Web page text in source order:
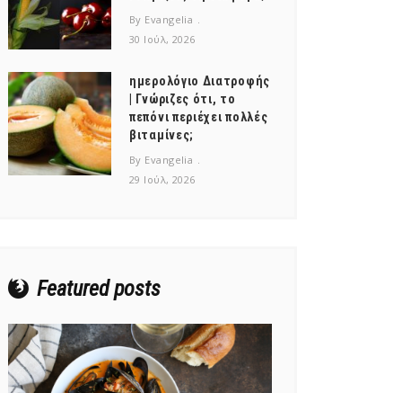
By Evangelia
30 Ιούλ, 2026
ημερολόγιο Διατροφής
| Γνώριζες ότι, το
πεπόνι περιέχει πολλές
βιταμίνες;
By Evangelia
29 Ιούλ, 2026
Featured posts